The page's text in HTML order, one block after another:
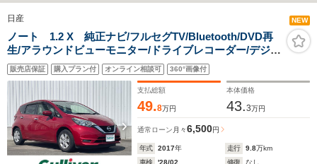
日産 NEW
ノート 1.2 X 純正ナビ/フルセグTV/Bluetooth/DVD再
生/アラウンドビューモニター/ドライブレコーダー/デジタ
ルインナーミラー/衝突軽減ブレーキ/レーンディパーチャ
ーアラート/ステアスイッチ
販売店保証 購入プラン付 オンライン相談可 360°画像付
支払総額
49.8万円
本体価格
43.3万円
通常ローン 月々6,500円
年式 2017年 走行 9.8万km
車検
'28/02 修復
なし